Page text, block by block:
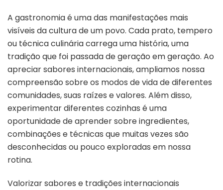
A gastronomia é uma das manifestações mais
visíveis da cultura de um povo. Cada prato, tempero
ou técnica culinária carrega uma história, uma
tradição que foi passada de geração em geração. Ao
apreciar sabores internacionais, ampliamos nossa
compreensão sobre os modos de vida de diferentes
comunidades, suas raízes e valores. Além disso,
experimentar diferentes cozinhas é uma
oportunidade de aprender sobre ingredientes,
combinações e técnicas que muitas vezes são
desconhecidas ou pouco exploradas em nossa
rotina.
Valorizar sabores e tradições internacionais